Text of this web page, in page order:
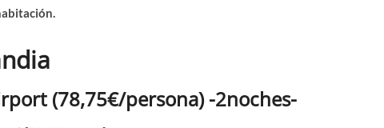
(78,75€/persona) -2noches-